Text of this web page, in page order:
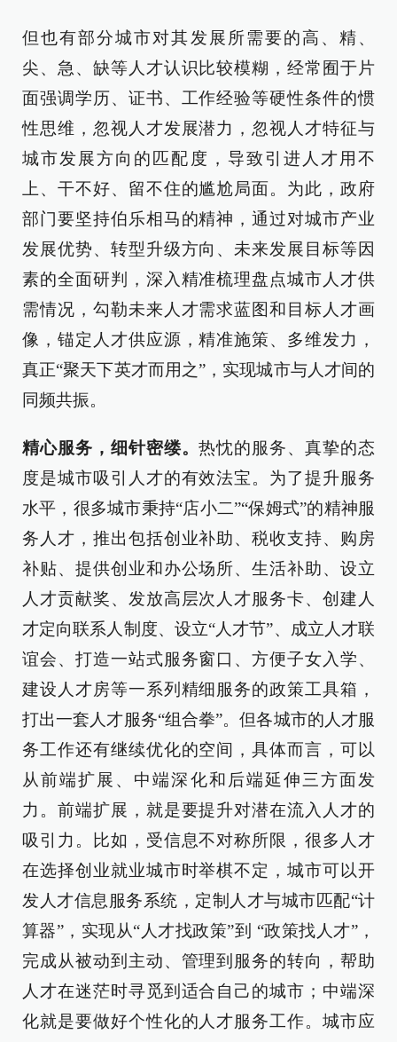
但也有部分城市对其发展所需要的高、精、
尖、急、缺等人才认识比较模糊，经常囿于片
面强调学历、证书、工作经验等硬性条件的惯
性思维，忽视人才发展潜力，忽视人才特征与
城市发展方向的匹配度，导致引进人才用不
上、干不好、留不住的尴尬局面。为此，政府
部门要坚持伯乐相马的精神，通过对城市产业
发展优势、转型升级方向、未来发展目标等因
素的全面研判，深入精准梳理盘点城市人才供
需情况，勾勒未来人才需求蓝图和目标人才画
像，锚定人才供应源，精准施策、多维发力，
真正“聚天下英才而用之”，实现城市与人才间的
同频共振。
精心服务，细针密缕。热忱的服务、真挚的态
度是城市吸引人才的有效法宝。为了提升服务
水平，很多城市秉持“店小二”“保姆式”的精神服
务人才，推出包括创业补助、税收支持、购房
补贴、提供创业和办公场所、生活补助、设立
人才贡献奖、发放高层次人才服务卡、创建人
才定向联系人制度、设立“人才节”、成立人才联
谊会、打造一站式服务窗口、方便子女入学、
建设人才房等一系列精细服务的政策工具箱，
打出一套人才服务“组合拳”。但各城市的人才服
务工作还有继续优化的空间，具体而言，可以
从前端扩展、中端深化和后端延伸三方面发
力。前端扩展，就是要提升对潜在流入人才的
吸引力。比如，受信息不对称所限，很多人才
在选择创业就业城市时举棋不定，城市可以开
发人才信息服务系统，定制人才与城市匹配“计
算器”，实现从“人才找政策”到 “政策找人才”，
完成从被动到主动、管理到服务的转向，帮助
人才在迷茫时寻觅到适合自己的城市；中端深
化就是要做好个性化的人才服务工作。城市应